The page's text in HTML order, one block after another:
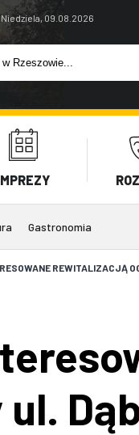
09.08.2026
Gastronomia
REWITALIZACJĄ